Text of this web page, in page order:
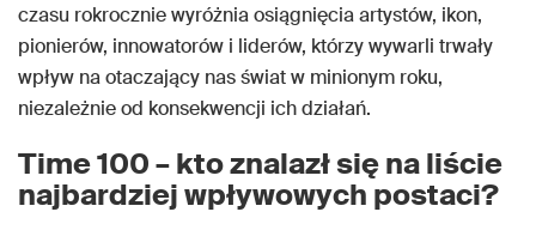
czasu rokrocznie wyróżnia osiągnięcia artystów, ikon,
pionierów, innowatorów i liderów, którzy wywarli trwały
wpływ na otaczający nas świat w minionym roku,
niezależnie od konsekwencji ich działań.
Time 100 – kto znalazł się na liście
najbardziej wpływowych postaci?